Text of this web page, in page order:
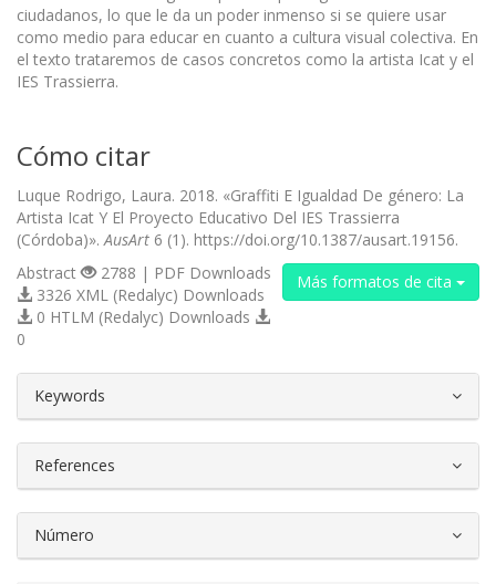
ciudadanos, lo que le da un poder inmenso si se quiere usar
como medio para educar en cuanto a cultura visual colectiva. En
el texto trataremos de casos concretos como la artista Icat y el
IES Trassierra.
Cómo citar
Luque Rodrigo, Laura. 2018. «Graffiti E Igualdad De género: La
Artista Icat Y El Proyecto Educativo Del IES Trassierra
(Córdoba)». AusArt 6 (1). https://doi.org/10.1387/ausart.19156.
Más formatos de cita
Abstract
2788 | PDF Downloads
3326 XML (Redalyc) Downloads
0 HTLM (Redalyc) Downloads
0
Keywords
References
Número